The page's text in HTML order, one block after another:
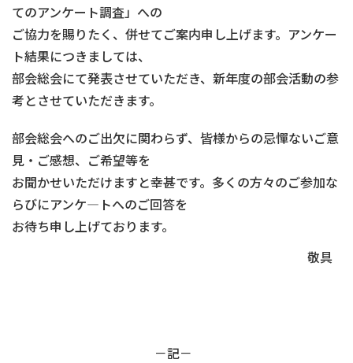
てのアンケート調査」への
ご協力を賜りたく、併せてご案内申し上げます。アンケー
ト結果につきましては、
部会総会にて発表させていただき、新年度の部会活動の参
考とさせていただきます。
部会総会へのご出欠に関わらず、皆様からの忌憚ないご意
見・ご感想、ご希望等を
お聞かせいただけますと幸甚です。多くの方々のご参加な
らびにアンケ―トへのご回答を
お待ち申し上げております。
敬具
－記－